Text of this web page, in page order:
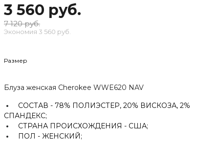
3 560 руб.
7 120 руб.
Экономия 3 560 руб.
Размер
Блуза женская Cherokee WWE620 NAV
СОСТАВ - 78% ПОЛИЭСТЕР, 20% ВИСКОЗА, 2%
СПАНДЕКС;
СТРАНА ПРОИСХОЖДЕНИЯ - США;
ПОЛ - ЖЕНСКИЙ;